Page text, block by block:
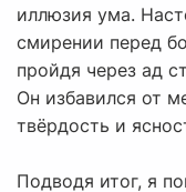
иллюзия ума.
смирении перед
пройдя через ад
Он избавился от
твёрдость и
Подводя итог, я